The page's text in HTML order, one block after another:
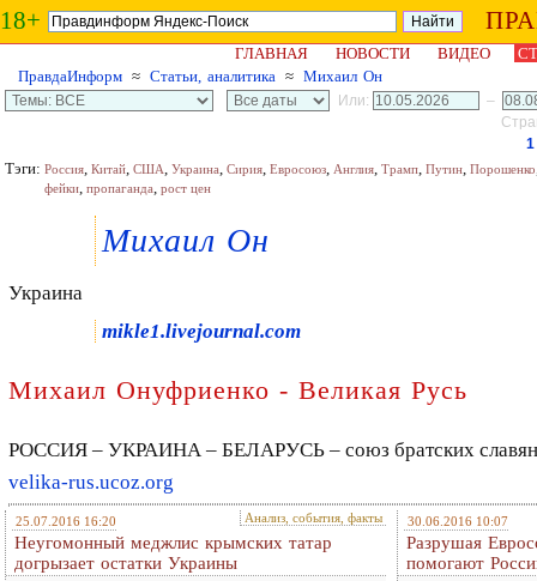
18+
ГЛАВНАЯ НОВОСТИ ВИДЕО
ПравдаИнформ ≈ Статьи, аналитика ≈ Михаил Он
Или:
–
1
Тэги: Россия, Китай, США, Украина, Сирия, Евросоюз, Англия, Трамп, Путин, Порошенко
фейки, пропаганда, рост цен
Михаил Он
Украина
mikle1.livejournal.com
Михаил Онуфриенко - Великая Русь
РОССИЯ – УКРАИНА – БЕЛАРУСЬ – союз братских
velika-rus.ucoz.org
25.07.2016 16:20 Анализ, события, факты
Неугомонный меджлис крымских татар
догрызает остатки Украины
30.06.2016 10:07
Разрушая
помогают